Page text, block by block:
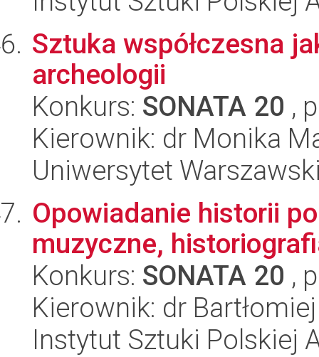
Sztuka współczesna
archeologii
Konkurs: SONATA 20 ,
Kierownik: dr Monika
Uniwersytet
Opowiadanie historii
muzyczne,
Konkurs: SONATA 20 ,
Kierownik: dr
Instytut Sztuki Polskiej